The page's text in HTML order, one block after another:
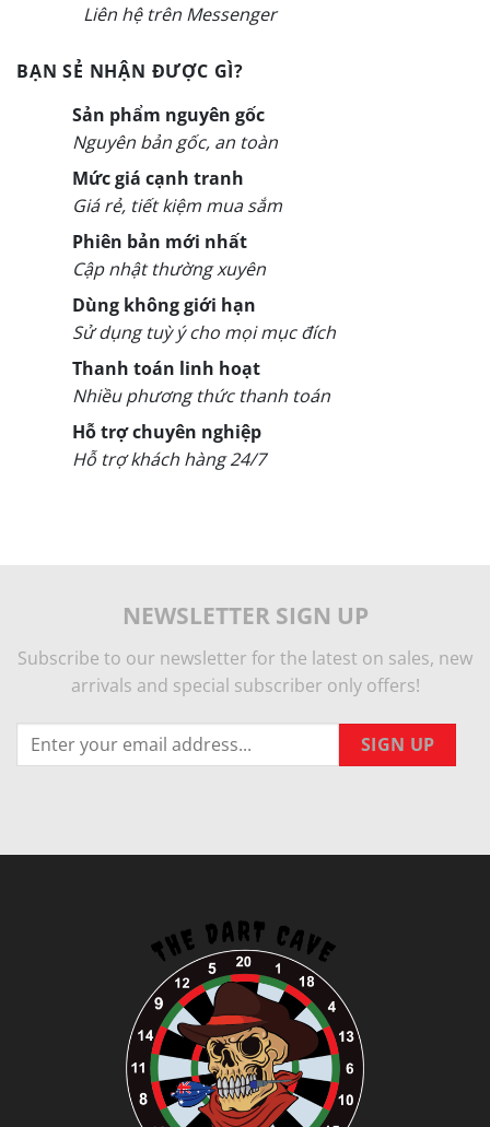
Liên hệ trên Messenger
BẠN SẺ NHẬN ĐƯỢC GÌ?
Sản phẩm nguyên gốc
Nguyên bản gốc, an toàn
Mức giá cạnh tranh
Giá rẻ, tiết kiệm mua sắm
Phiên bản mới nhất
Cập nhật thường xuyên
Dùng không giới hạn
Sử dụng tuỳ ý cho mọi mục đích
Thanh toán linh hoạt
Nhiều phương thức thanh toán
Hỗ trợ chuyên nghiệp
Hỗ trợ khách hàng 24/7
NEWSLETTER SIGN UP
Subscribe to our newsletter for the latest on sales, new
arrivals and special subscriber only offers!